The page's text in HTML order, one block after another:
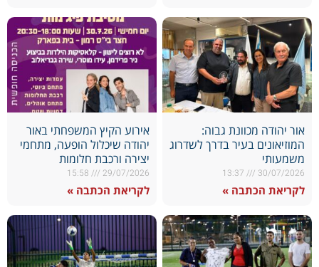
אור יהודה מכוונת גבוה:
המוזיאונים בעיר בדרך לשדרוג
משמעותי
30/07/2026
לקריאת הכתבה »
אירוע הקיץ המשפחתי באור
יהודה שיכלול הופעה, מתחמי
יצירה ורכבת חלומות
29/07/2026
לקריאת הכתבה »